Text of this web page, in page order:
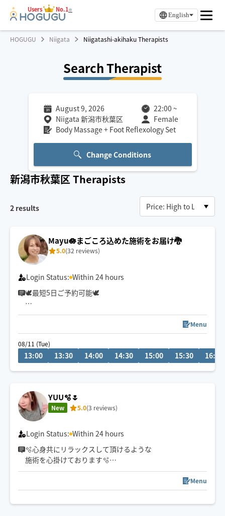
Users No.1※
English
HOGUGU Niigata Niigatashi-akihaku Therapists
Search Therapist
August 9, 2026 22:00 ~
Niigata 新潟市秋葉区
Female
Body Massage + Foot Reflexology Set
Change Conditions
新潟市秋葉区Therapists
2 results
Mayu🪷まごころ込めた施術をお届け🐉
5.0(32 reviews)
Login Status: Within 24 hours
🕊最短5日ご予約可能🕊
冷やかしチャットが多い為
ご質問等は1度ご予約リクエストしていただいた後にお願
いします🙏
⚠️予約はご希望日の当日13時までに
そんな方は【もみほぐし×オイル】が
おすすめ✨
女性のお客様もご利用大歓迎です💃
Menu
08/11 (Tue)
13:00 13:30 14:00 14:30 15:00 15:30 16:00
YUU🫧🌷
New 5.0(3 reviews)
Login Status: Within 24 hours
🫧心身共にリラックスして頂けるような
施術を心掛けてお️ります🫧
暖かい手と意外と力強い施術が
⚠︎当日のリクエストは
Menu